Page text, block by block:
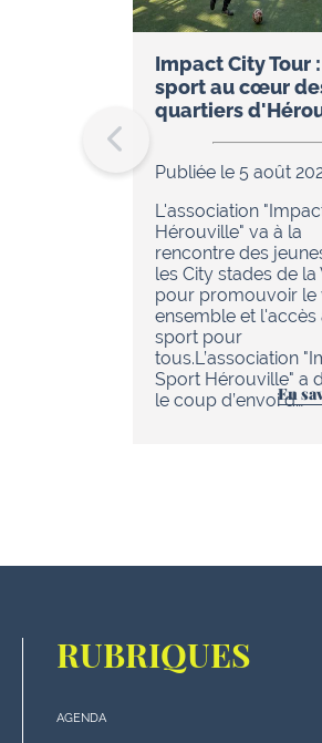
Impact City Tour
sport au cœur
quartiers
Publiée le 5 août
L'association
Hérouville" va à la
rencontre des
les City stades de la
pour promouvoir le
ensemble et l'accès
sport pour
tous.L’association
Sport Hérouville" a
le coup d’envoi d…
En
RUBRIQUES
AGENDA